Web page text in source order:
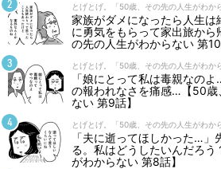
とげとげ。「50歳、その先の人生がわか
家族がダメになったら人生
に勇気をもらって家出旅か
の先の人生がわからない 第10
とげとげ。「50歳、その先の人生がわか
「娘にとって私は毒親なの
の報われなさを痛感…【50歳
ない 第9話】
とげとげ。「50歳、その先の人生がわか
「夫に逝ってほしかった…」
る。私はどうしたいんだろ
がわからない 第8話】